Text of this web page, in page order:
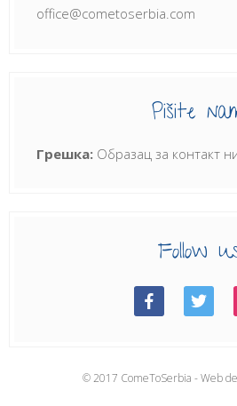
office@cometoserbia.com
Pišite
Грешка: Образац за контакт
Follow
© 2017 ComeToSerbia - Web